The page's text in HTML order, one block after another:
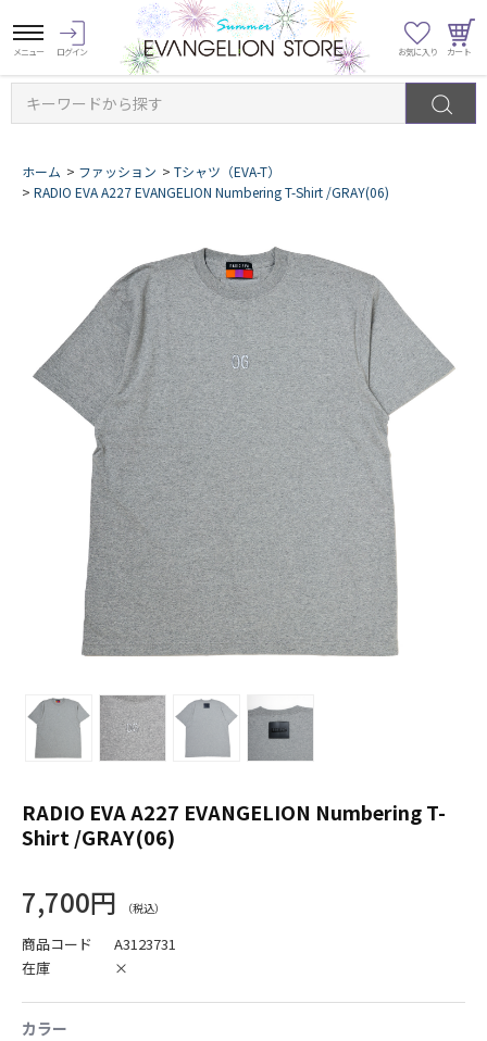
キーワードから探す
ホーム > ファッション > Tシャツ（EVA-T）
> RADIO EVA A227 EVANGELION Numbering T-Shirt /GRAY(06)
RADIO EVA A227 EVANGELION Numbering T-
Shirt /GRAY(06)
7,700円
商品コード
A3123731
在庫
×
カラー